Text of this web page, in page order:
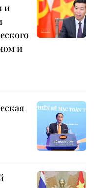
и
и